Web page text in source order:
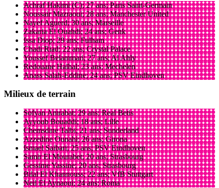
Achraf Hakimi (C); 27 ans; Paris Saint-Germain
Noussair Mazraoui; 28 ans; Manchester United
Nayef Aguerd; 30 ans; Marseille
Zakaria El Ouahdi; 24 ans; Genk
Issa Diop; 29 ans; Fulham
Chadi Riad; 22 ans; Crystal Palace
Youssef Belammari; 27 ans; Al Ahly
Redouane Halhal; 23 ans; Mechelen
Anass Salah-Eddine; 24 ans; PSV Eindhoven
Milieux de terrain
Sofyan Amrabat; 29 ans; Real Betis
Ayyoub Bouaddi; 18 ans; Lille
Chemsdine Talbi; 21 ans; Sunderland
Azzedine Ounahi; 26 ans; Girona
Ismael Saibari; 25 ans; PSV Eindhoven
Samir El Mourabet; 20 ans; Strasbourg
Gessime Yassine; 20 ans; Strasbourg
Bilal El Khannouss; 22 ans; VfB Stuttgart
Neil El Aynaoui; 24 ans; Roma